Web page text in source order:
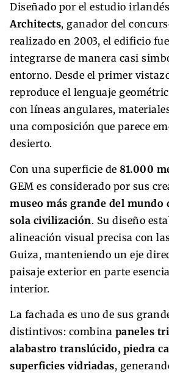
Diseñado por el estudio irlandés
Architects, ganador del
realizado en 2003, el edificio
integrarse de manera casi
entorno. Desde el primer
reproduce el lenguaje
con líneas angulares,
una composición que parece
desierto.
Con una superficie de 81.000
GEM es considerado por sus
museo más grande del mundo
sola civilización. Su diseño
alineación visual precisa con
Guiza, manteniendo un eje
paisaje exterior en parte
interior.
La fachada es uno de sus
distintivos: combina paneles
alabastro translúcido, piedra
superficies vidriadas,